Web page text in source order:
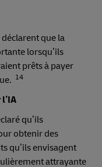
que la
lorsqu’ils
prêts à payer
14
qu’ils
obtenir des
qu’ils envisagent
attrayante